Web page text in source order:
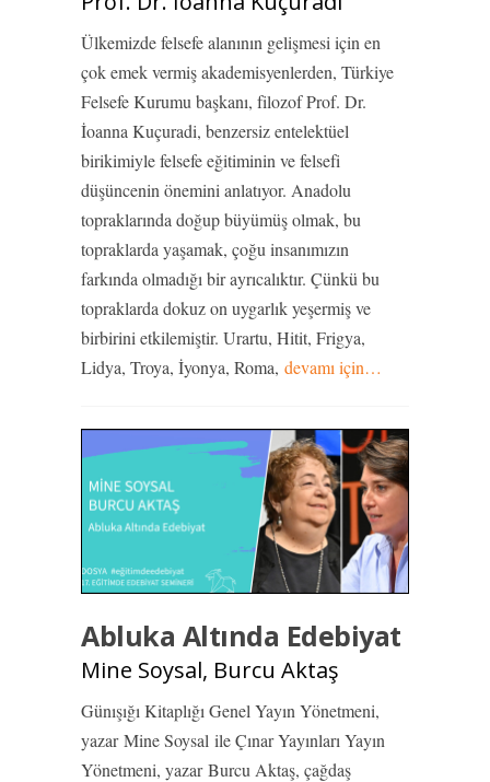
Ülkemizde felsefe alanının gelişmesi için en
çok emek vermiş akademisyenlerden, Türkiye
Felsefe Kurumu başkanı, filozof Prof. Dr.
İoanna Kuçuradi, benzersiz entelektüel
birikimiyle felsefe eğitiminin ve felsefi
düşüncenin önemini anlatıyor. Anadolu
topraklarında doğup büyümüş olmak, bu
topraklarda yaşamak, çoğu insanımızın
farkında olmadığı bir ayrıcalıktır. Çünkü bu
topraklarda dokuz on uygarlık yeşermiş ve
birbirini etkilemiştir. Urartu, Hitit, Frigya,
Lidya, Troya, İyonya, Roma, devamı için…
Abluka Altında Edebiyat
Mine Soysal, Burcu Aktaş
Günışığı Kitaplığı Genel Yayın Yönetmeni,
yazar Mine Soysal ile Çınar Yayınları Yayın
Yönetmeni, yazar Burcu Aktaş, çağdaş